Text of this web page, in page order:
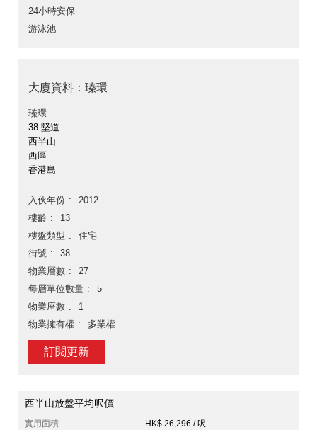
24小時安保
游泳池
大廈資料：瑧環
瑧環
38 堅道
西半山
西區
香港島
入伙年份
2012
樓齡
13
樓盤類型
住宅
街號
38
物業層數
27
每層單位數量
5
物業座數
1
物業擁有權
多業權
訂閱更新
西半山放盤平均呎價
實用面積
HK$ 26,296 / 呎